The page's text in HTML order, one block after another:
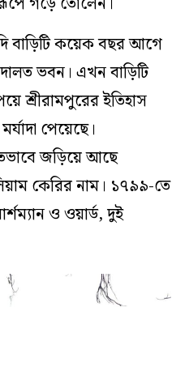
বাড়িটি কয়েক বছর আগে
ভবন। এখন বাড়িটি
শ্রীরামপুরের ইতিহাস
পেয়েছে।
জড়িয়ে আছে
কেরির নাম। ১৭৯৯-তে
ও ওয়ার্ড, দুই